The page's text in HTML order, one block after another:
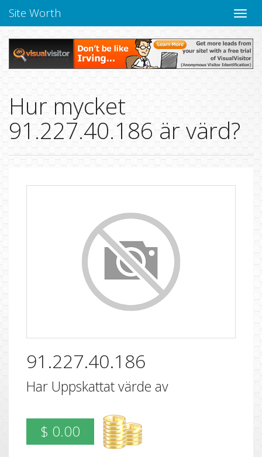
Toggle
Site Worth
Hur mycket
91.227.40.186 är värd?
91.227.40.186
Har Uppskattat värde av
$ 0.00